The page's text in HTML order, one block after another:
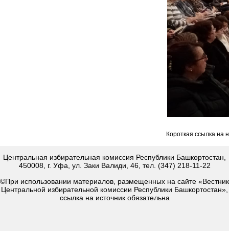
Короткая ссылка на
Центральная избирательная комиссия Республики Башкортостан,
450008, г. Уфа, ул. Заки Валиди, 46, тел. (347) 218-11-22
©При использовании материалов, размещенных на сайте «Вестник
Центральной избирательной комиссии Республики Башкортостан»,
ссылка на источник обязательна